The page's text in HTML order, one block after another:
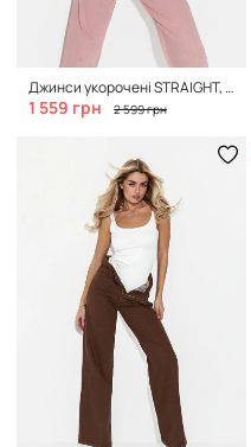
Джинси укорочені STRAIGHT, Bubble Pink
1 559 грн 2 599 грн